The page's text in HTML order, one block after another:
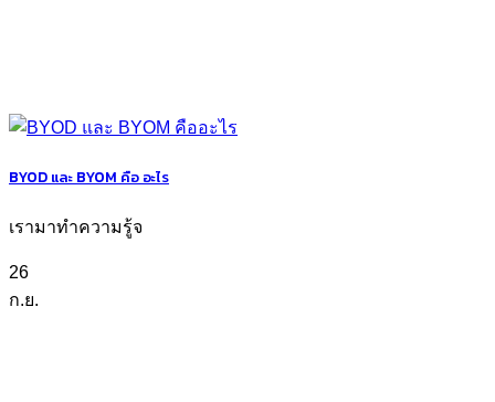
BYOD และ BYOM คือ อะไร
เรามาทำความรู้จ
26
ก.ย.